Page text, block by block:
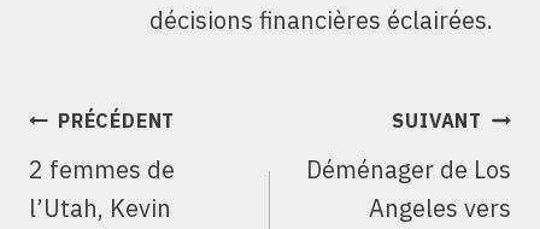
décisions financières éclairées.
NAVIGATION
L’ARTICLE
PRÉCÉDENT
2 femmes de
l’Utah, Kevin
SUIVANT
Déménager de Los
Angeles vers